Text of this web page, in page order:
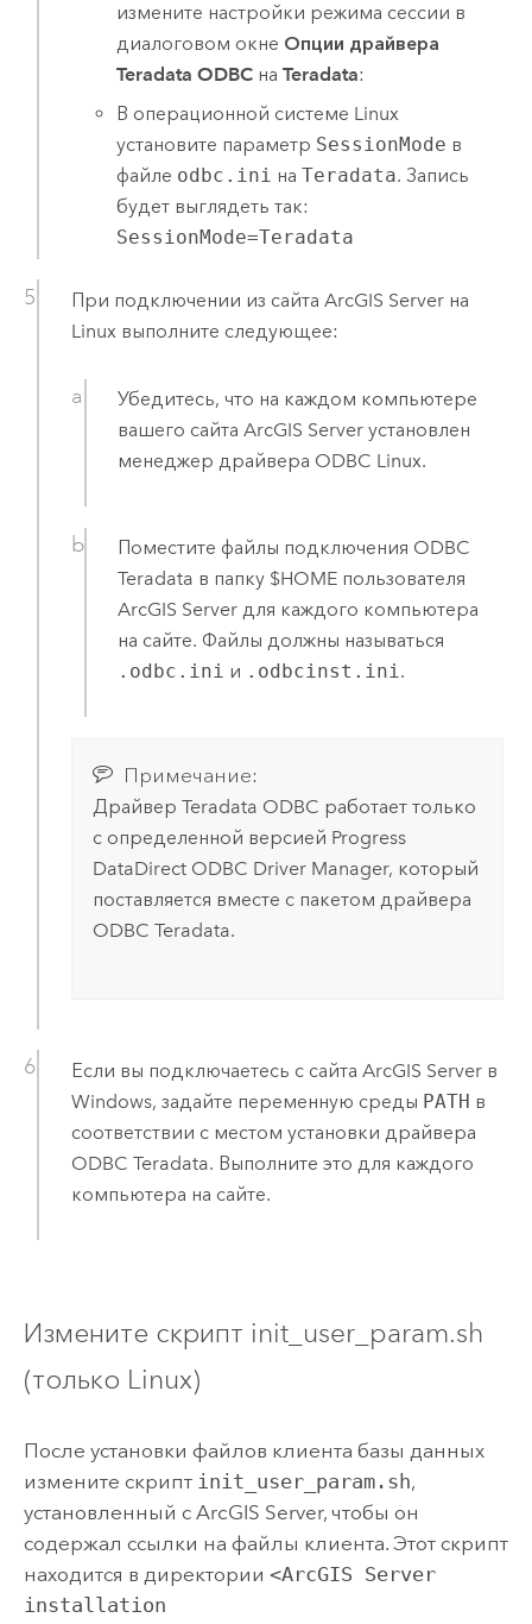
измените настройки режима сессии в
диалоговом окне Опции драйвера
Teradata ODBC наTeradata:
В операционной системе Linux
установите параметр SessionMode в
файле odbc.ini наTeradata. Запись
будет выглядеть так:
SessionMode=Teradata
При подключении из сайта ArcGIS Serverна
Linuxвыполните следующее:
Убедитесь, что на каждом компьютере
вашего сайтаArcGIS Server установлен
менеджер драйвера ODBC Linux.
Поместите файлы подключения ODBC
Teradata в папку $HOME пользователя
ArcGIS Server для каждого компьютера
на сайте. Файлы должны называться
.odbc.ini и .odbcinst.ini.
Примечание:
Драйвер Teradata ODBC работает только
с определенной версией Progress
DataDirect ODBC Driver Manager, который
поставляется вместе с пакетом драйвера
ODBC Teradata.
Если вы подключаетесь с сайта ArcGIS Serverв
Windows, задайте переменную среды PATH в
соответствии с местом установки драйвера
ODBC Teradata. Выполните это для каждого
компьютера на сайте.
Измените скрипт init_user_param.sh
(только Linux)
После установки файлов клиента базы данных
измените скрипт init_user_param.sh,
установленный с ArcGIS Server, чтобы он
содержал ссылки на файлы клиента. Этот скрипт
находится в директории <ArcGIS Server
installation